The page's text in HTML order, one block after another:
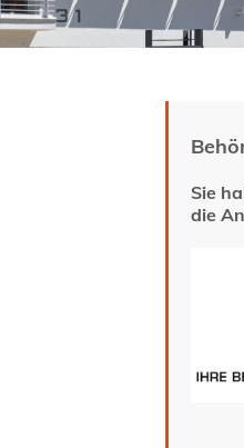
Sie
die